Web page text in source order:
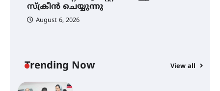
സ്‌ക്രീൻ ചെയ്യുന്നു
August 6, 2026
Trending Now View all
വെള്ളിയാഴ്ച സ്‌ക്രീൻ ചെയ്യുന്നു